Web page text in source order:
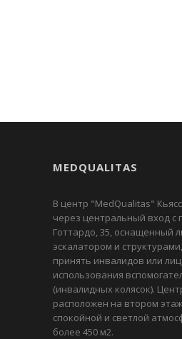
MEDQUALITAS
В центр "MedQualitas"
через центральный вход с
Готтардо, 35, оснащенный
эскалатором и
принять инвалидов или
использования
(инвалидных колясок).
расположен на втором
спокойной и светлой
более 450 м2.